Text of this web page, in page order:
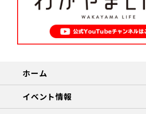
ホーム
イベント情報